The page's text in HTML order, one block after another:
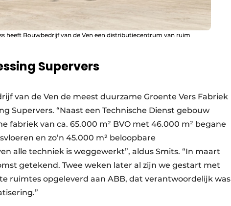
heeft Bouwbedrijf van de Ven een distributiecentrum van ruim
Supervers
van de Ven de meest duurzame Groente Vers Fabriek
Supervers. “Naast een Technische Dienst gebouw
fabriek van ca. 65.000 m² BVO met 46.000 m² begane
en zo’n 45.000 m² beloopbare
alle techniek is weggewerkt”, aldus Smits. “In maart
getekend. Twee weken later al zijn we gestart met
ruimtes opgeleverd aan ABB, dat verantwoordelijk was